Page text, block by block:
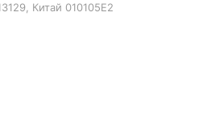
Китай 010105Е2